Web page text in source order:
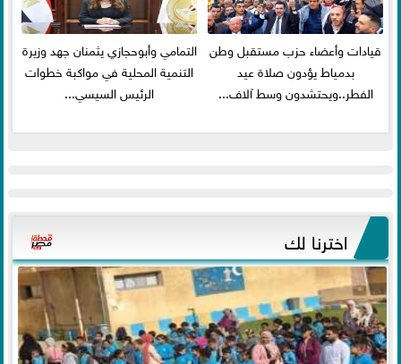
قيادات وأعضاء حزب مستقبل وطن
بدمياط يؤدون صلاة عيد
الفطر..ويحتشدون وسط آلاف...
التمامي وأبوحجازي يثمنان جهد وزيرة
التنمية المحلية في مواكبة خطوات
الرئيس السيسي...
اخترنا لك